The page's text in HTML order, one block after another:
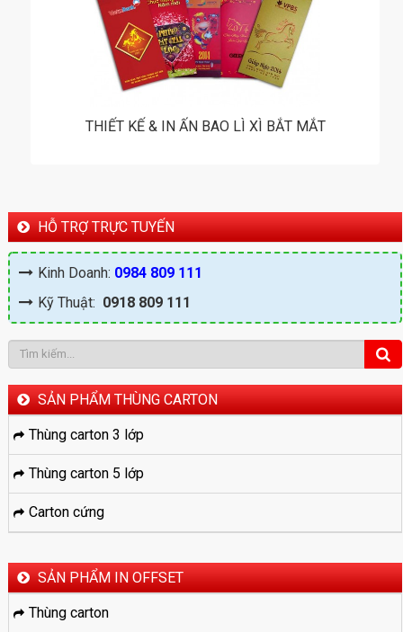
THIẾT KẾ & IN ẤN BAO LÌ XÌ BẮT MẮT
HỖ TRỢ TRỰC TUYẾN
Kinh Doanh: 0984 809 111
Kỹ Thuật: 0918 809 111
SẢN PHẨM THÙNG CARTON
Thùng carton 3 lớp
Thùng carton 5 lớp
Carton cứng
SẢN PHẨM IN OFFSET
Thùng carton